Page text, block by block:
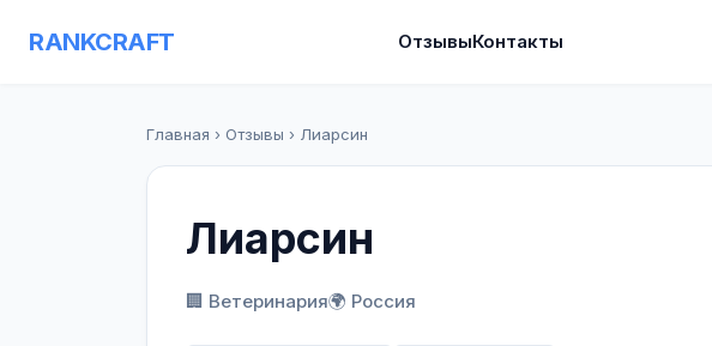
RANKCRAFT ОтзывыКонтакты
Главная › Отзывы › Лиарсин
Лиарсин
🏢 Ветеринария🌍 Россия